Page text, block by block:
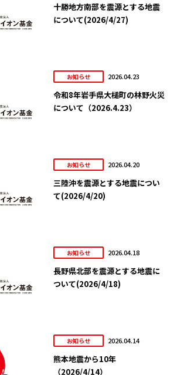
十勝地方南部を震源とする地震
について(2026/4/27)
お知らせ 2026.04.23
令和8年岩手県大槌町の林野火災
について（2026.4.23）
お知らせ 2026.04.20
三陸沖を震源とする地震につい
て(2026/4/20)
お知らせ 2026.04.18
長野県北部を震源とする地震に
ついて(2026/4/18)
お知らせ 2026.04.14
熊本地震から10年
（2026/4/14）